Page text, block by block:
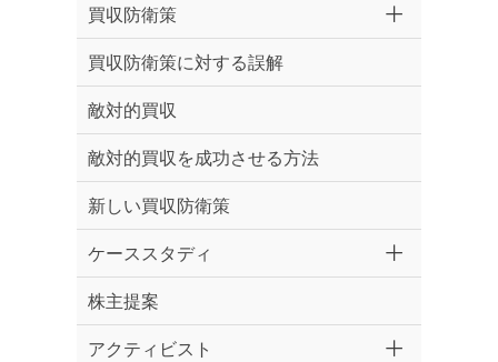
買収防衛策
買収防衛策に対する誤解
敵対的買収
敵対的買収を成功させる方法
新しい買収防衛策
ケーススタディ
株主提案
アクティビスト